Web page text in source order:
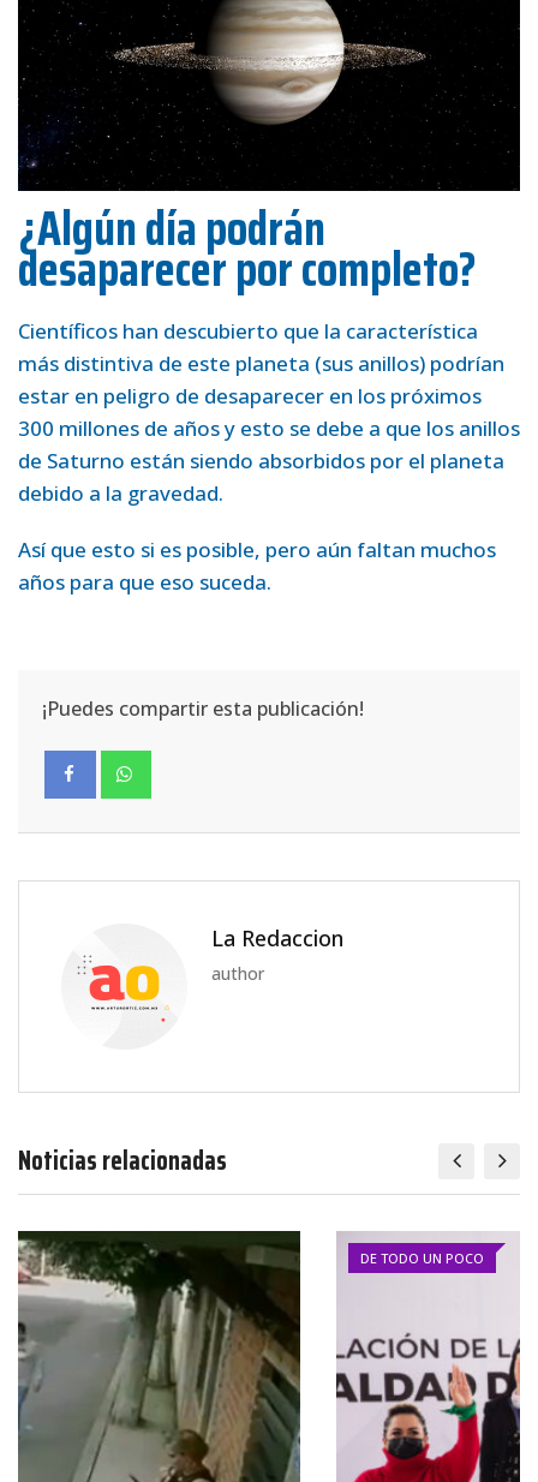
¿Algún día podrán
desaparecer por completo?
Científicos han descubierto que la característica
más distintiva de este planeta (sus anillos) podrían
estar en peligro de desaparecer en los próximos
300 millones de años y esto se debe a que los anillos
de Saturno están siendo absorbidos por el planeta
debido a la gravedad.
Así que esto si es posible, pero aún faltan muchos
años para que eso suceda.
¡Puedes compartir esta publicación!
La Redaccion
author
Noticias relacionadas
DE TODO UN POCO